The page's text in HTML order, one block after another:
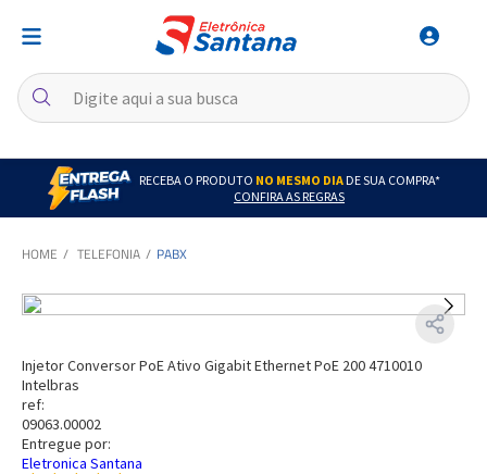
RECEBA O PRODUTO NO MESMO DIADE SUA COMPRA*
CONFIRA AS REGRAS
TELEFONIA PABX
Injetor Conversor PoE Ativo Gigabit Ethernet PoE 200 4710010
Intelbras
ref:
09063.00002
Entregue por:
Eletronica Santana